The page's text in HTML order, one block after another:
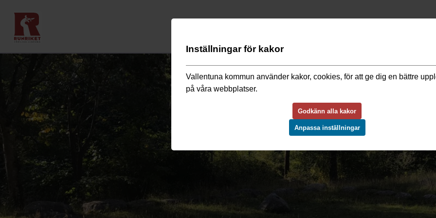
Inställningar för kakor
Vallentuna kommun använder kakor, cookies, för att ge dig en bättre
på våra webbplatser.
Godkänn alla kakor
Anpassa inställningar